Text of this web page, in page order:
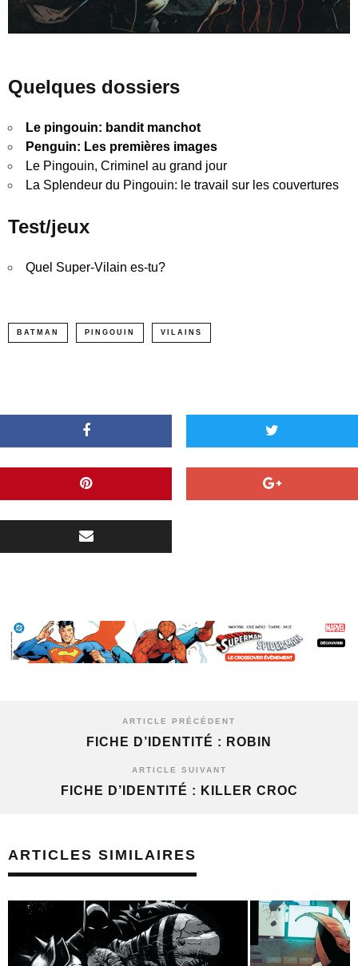
Quelques dossiers
Le pingouin: bandit manchot
Penguin: Les premières images
Le Pingouin, Criminel au grand jour
La Splendeur du Pingouin: le travail sur les couvertures
Test/jeux
Quel Super-Vilain es-tu?
BATMAN PINGOUIN VILAINS
ARTICLE PRÉCÉDENT
FICHE D’IDENTITÉ : ROBIN
ARTICLE SUIVANT
FICHE D’IDENTITÉ : KILLER CROC
ARTICLES SIMILAIRES